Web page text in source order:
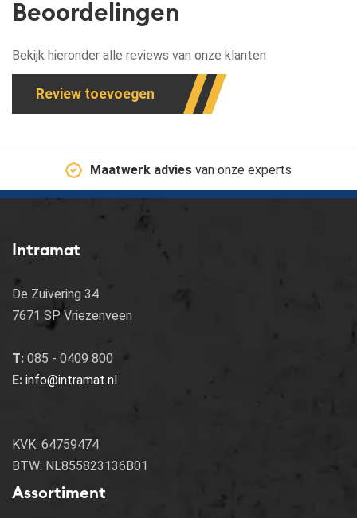
Beoordelingen
Bekijk hieronder alle reviews van onze klanten
Review toevoegen
Maatwerk adviesvan onze experts
Intramat
De Zuivering 34
7671 SP Vriezenveen
T: 085 - 0409 800
E: info@intramat.nl
KVK: 64759474
BTW: NL855823136B01
Assortiment